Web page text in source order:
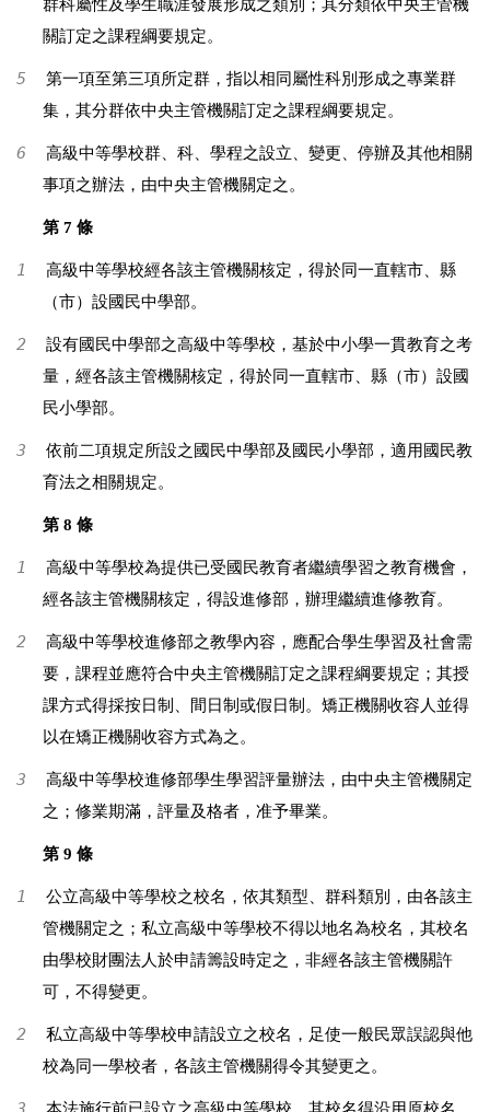
群科屬性及學生職涯發展形成之類別；其分類依中央主管機
關訂定之課程綱要規定。
5 第一項至第三項所定群，指以相同屬性科別形成之專業群
集，其分群依中央主管機關訂定之課程綱要規定。
6 高級中等學校群、科、學程之設立、變更、停辦及其他相關
事項之辦法，由中央主管機關定之。
第 7 條
1 高級中等學校經各該主管機關核定，得於同一直轄市、縣
（市）設國民中學部。
2 設有國民中學部之高級中等學校，基於中小學一貫教育之考
量，經各該主管機關核定，得於同一直轄市、縣（市）設國
民小學部。
3 依前二項規定所設之國民中學部及國民小學部，適用國民教
育法之相關規定。
第 8 條
1 高級中等學校為提供已受國民教育者繼續學習之教育機會，
經各該主管機關核定，得設進修部，辦理繼續進修教育。
2 高級中等學校進修部之教學內容，應配合學生學習及社會需
要，課程並應符合中央主管機關訂定之課程綱要規定；其授
課方式得採按日制、間日制或假日制。矯正機關收容人並得
以在矯正機關收容方式為之。
3 高級中等學校進修部學生學習評量辦法，由中央主管機關定
之；修業期滿，評量及格者，准予畢業。
第 9 條
1 公立高級中等學校之校名，依其類型、群科類別，由各該主
管機關定之；私立高級中等學校不得以地名為校名，其校名
由學校財團法人於申請籌設時定之，非經各該主管機關許
可，不得變更。
2 私立高級中等學校申請設立之校名，足使一般民眾誤認與他
校為同一學校者，各該主管機關得令其變更之。
3